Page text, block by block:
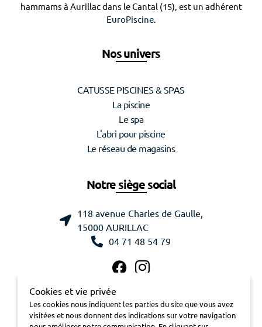
hammams à Aurillac dans le Cantal (15), est un adhérent
EuroPiscine.
Nos univers
CATUSSE PISCINES & SPAS
La piscine
Le spa
L'abri pour piscine
Le réseau de magasins
Notre siège social
118 avenue Charles de Gaulle,
15000 AURILLAC
04 71 48 54 79
Cookies et vie privée
Les cookies nous indiquent les parties du site que vous avez
visitées et nous donnent des indications sur votre navigation